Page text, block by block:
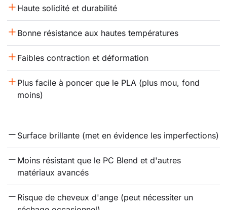
Haute solidité et durabilité
Bonne résistance aux hautes températures
Faibles contraction et déformation
Plus facile à poncer que le PLA (plus mou, fond
moins)
Surface brillante (met en évidence les imperfections)
Moins résistant que le PC Blend et d'autres
matériaux avancés
Risque de cheveux d'ange (peut nécessiter un